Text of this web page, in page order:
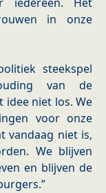
iedereen. Het
in onze
steekspel
van de
idee niet los. We
voor onze
vandaag niet is,
We blijven
en blijven de